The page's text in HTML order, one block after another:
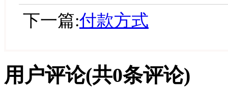
下一篇:付款方式
用户评论(共0条评论)